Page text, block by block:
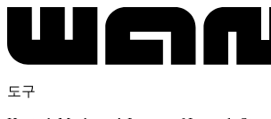
도구